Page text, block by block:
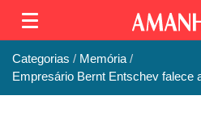
Categorias
Memória
Empresário Bernt Entschev falece